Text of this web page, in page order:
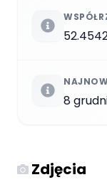
8
Zdjęcia